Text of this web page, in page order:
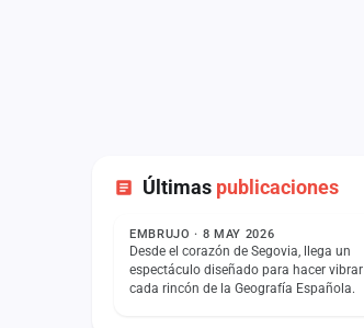
Últimas publicaciones
ESTADO
EMBRUJO · 8 MAY 2026
Desde el corazón de Segovia, llega un
espectáculo diseñado para hacer vibrar
cada rincón de la Geografía Española.